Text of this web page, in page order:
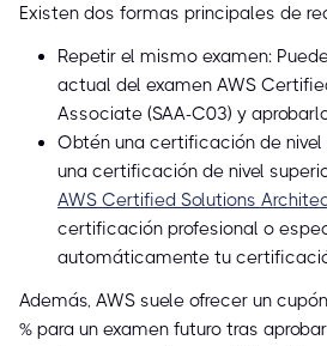
Existen dos formas principales de
Repetir el mismo examen:
actual del examen AWS
Associate (SAA-C03) y
Obtén una certificación de nivel
una certificación de nivel
AWS Certified Solutions
certificación profesional o
automáticamente tu
Además, AWS suele ofrecer un
% para un examen futuro tras